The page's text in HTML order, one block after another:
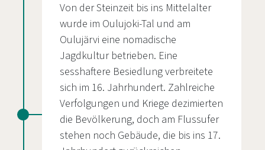
Von der Steinzeit bis ins Mittelalter
wurde im Oulujoki-Tal und am
Oulujärvi eine nomadische
Jagdkultur betrieben. Eine
sesshaftere Besiedlung verbreitete
sich im 16. Jahrhundert. Zahlreiche
Verfolgungen und Kriege dezimierten
die Bevölkerung, doch am Flussufer
stehen noch Gebäude, die bis ins 17.